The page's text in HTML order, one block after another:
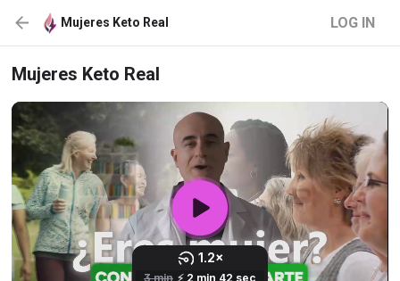
Mujeres Keto Real LOG IN
Mujeres Keto Real